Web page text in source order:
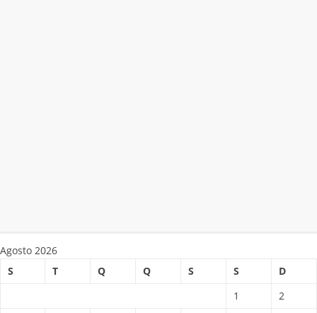
Agosto 2026
S
T Q Q S S
D
1
2